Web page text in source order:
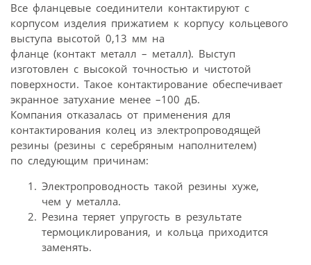
Все фланцевые соединители контактируют с
корпусом изделия прижатием к корпусу кольцевого
выступа высотой 0,13 мм на
фланце (контакт металл – металл). Выступ
изготовлен с высокой точностью и чистотой
поверхности. Такое контактирование обеспечивает
экранное затухание менее –100 дБ.
Компания отказалась от применения для
контактирования колец из электропроводящей
резины (резины с серебряным наполнителем)
по следующим причинам:
Электропроводность такой резины хуже,
чем у металла.
Резина теряет упругость в результате
термоциклирования, и кольца приходится
заменять.